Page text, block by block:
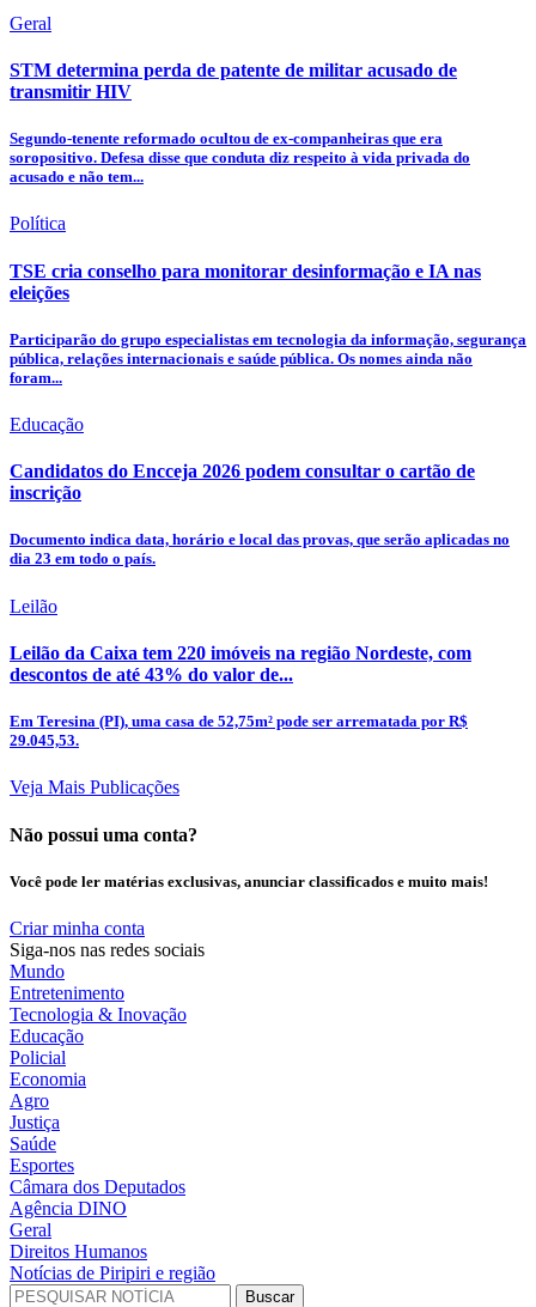
Geral
STM determina perda de patente de militar acusado de
transmitir HIV
Segundo-tenente reformado ocultou de ex-companheiras que era
soropositivo. Defesa disse que conduta diz respeito à vida privada do
acusado e não tem...
Política
TSE cria conselho para monitorar desinformação e IA nas
eleições
Participarão do grupo especialistas em tecnologia da informação, segurança
pública, relações internacionais e saúde pública. Os nomes ainda não
foram...
Educação
Candidatos do Encceja 2026 podem consultar o cartão de
inscrição
Documento indica data, horário e local das provas, que serão aplicadas no
dia 23 em todo o país.
Leilão
Leilão da Caixa tem 220 imóveis na região Nordeste, com
descontos de até 43% do valor de...
Em Teresina (PI), uma casa de 52,75m² pode ser arrematada por R$
29.045,53.
Veja Mais Publicações
Não possui uma conta?
Você pode ler matérias exclusivas, anunciar classificados e muito mais!
Criar minha conta
Siga-nos nas redes sociais
Mundo
Entretenimento
Tecnologia & Inovação
Educação
Policial
Economia
Agro
Justiça
Saúde
Esportes
Câmara dos Deputados
Agência DINO
Geral
Direitos Humanos
Notícias de Piripiri e região